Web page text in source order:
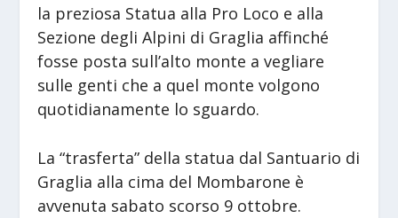
la preziosa Statua alla Pro Loco e alla
Sezione degli Alpini di Graglia affinché
fosse posta sull’alto monte a vegliare
sulle genti che a quel monte volgono
quotidianamente lo sguardo.
La “trasferta” della statua dal Santuario di
Graglia alla cima del Mombarone è
avvenuta sabato scorso 9 ottobre.